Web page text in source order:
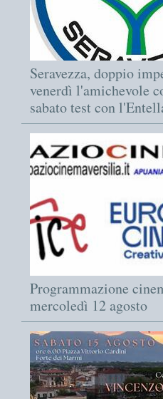
Seravezza, doppio
venerdì l'amichevole
sabato test con
Programmazione
mercoledì 12 agosto